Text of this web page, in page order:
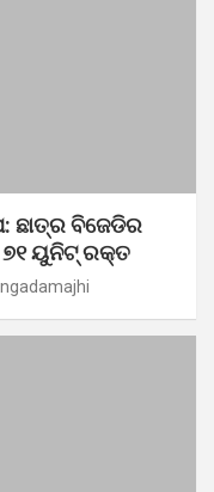
ଛାତ୍ର ବିଜେଡିର
୭୧ ୟୁନିଟ୍ ରକ୍ତ